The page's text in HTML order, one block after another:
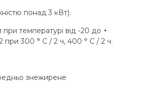
понад 3 кВт).
температурі від -20 до +
при 300 ° C / 2 ч, 400 ° C / 2 ч.
знежирене